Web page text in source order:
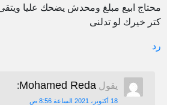
محتاج ابيع مبلغ ومحدش يضحك عليا
كتر خيرك لو تدلنى
رد
يقول Mohamed Reda
:
18 أكتوبر، 2021 الساعة 8:56 ص